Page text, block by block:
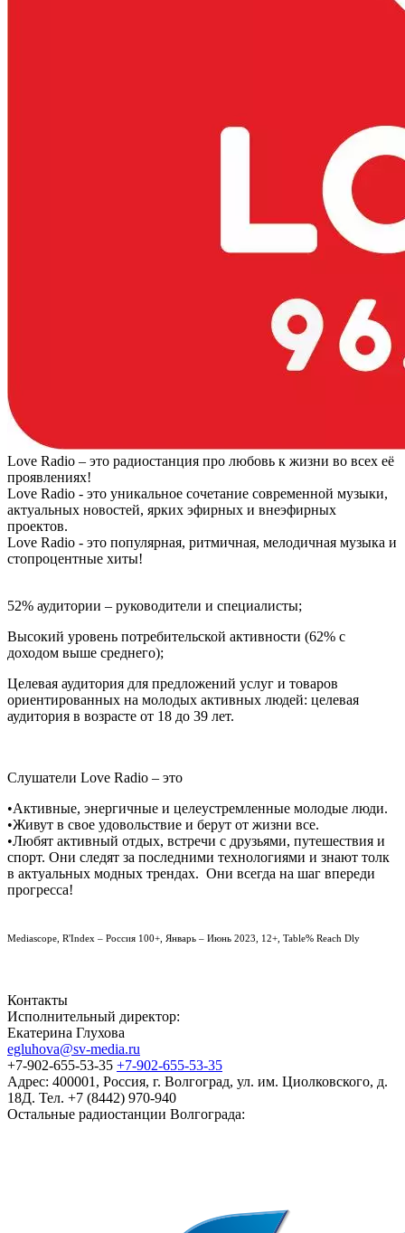
Love Radio – это радиостанция про любовь к жизни во всех её
проявлениях!
Love Radio - это уникальное сочетание современной музыки,
актуальных новостей, ярких эфирных и внеэфирных
проектов.
Love Radio - это популярная, ритмичная, мелодичная музыка и
стопроцентные хиты!
52% аудитории – руководители и специалисты;
Высокий уровень потребительской активности (62% с
доходом выше среднего);
Целевая аудитория для предложений услуг и товаров
ориентированных на молодых активных людей: целевая
аудитория в возрасте от 18 до 39 лет.
Слушатели Love Radio – это
•Активные, энергичные и целеустремленные молодые люди.
•Живут в свое удовольствие и берут от жизни все.
•Любят активный отдых, встречи с друзьями, путешествия и
спорт. Они следят за последними технологиями и знают толк
в актуальных модных трендах. Они всегда на шаг впереди
прогресса!
Mediascope, R'Index – Россия 100+, Январь – Июнь 2023, 12+, Table% Reach Dly
Контакты
Исполнительный директор:
Екатерина Глухова
egluhova@sv-media.ru
+7-902-655-53-35 +7-902-655-53-35
Адрес: 400001, Россия, г. Волгоград, ул. им. Циолковского, д.
18Д. Тел. +7 (8442) 970-940
Остальные радиостанции Волгограда: